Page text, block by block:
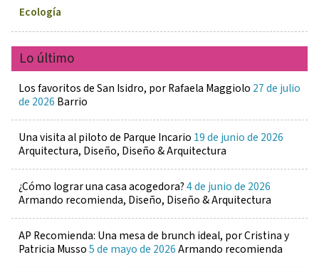
Ecología
Lo último
Los favoritos de San Isidro, por Rafaela Maggiolo 27 de julio
de 2026 Barrio
Una visita al piloto de Parque Incario 19 de junio de 2026
Arquitectura, Diseño, Diseño & Arquitectura
¿Cómo lograr una casa acogedora?4 de junio de 2026
Armando recomienda, Diseño, Diseño & Arquitectura
AP Recomienda: Una mesa de brunch ideal, por Cristina y
Patricia Musso5 de mayo de 2026Armando recomienda